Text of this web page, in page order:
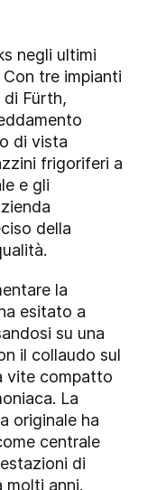
negli ultimi
tre impianti
Fürth,
di vista
frigoriferi a
e gli
della
la
esitato a
su una
il collaudo sul
vite compatto
La
originale ha
centrale
di
anni.